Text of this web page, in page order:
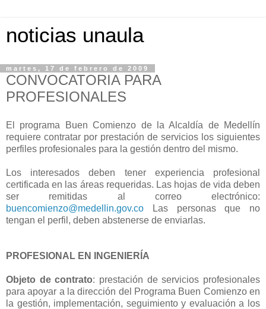
noticias unaula
martes, 17 de febrero de 2009
CONVOCATORIA PARA
PROFESIONALES
El programa Buen Comienzo de la Alcaldía de Medellín
requiere contratar por prestación de servicios los siguientes
perfiles profesionales para la gestión dentro del mismo.
Los interesados deben tener experiencia profesional
certificada en las áreas requeridas. Las hojas de vida deben
ser remitidas al correo electrónico:
buencomienzo@medellin.gov.co Las personas que no
tengan el perfil, deben abstenerse de enviarlas.
PROFESIONAL EN INGENIERÍA
Objeto de contrato: prestación de servicios profesionales
para apoyar a la dirección del Programa Buen Comienzo en
la gestión, implementación, seguimiento y evaluación a los